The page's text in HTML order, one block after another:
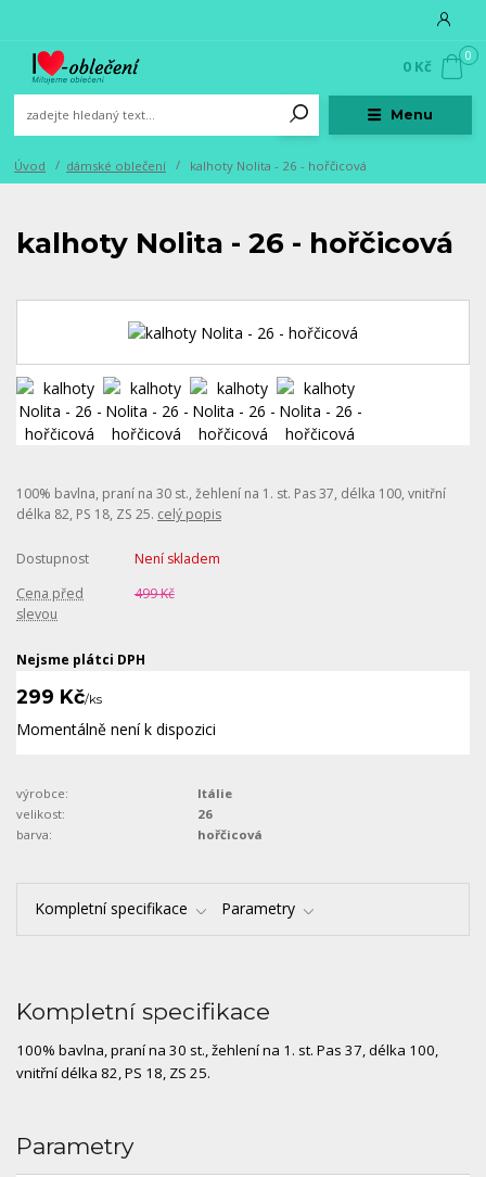
Menu
0
0 Kč
Úvod dámské oblečení kalhoty Nolita - 26 - hořčicová
kalhoty Nolita - 26 - hořčicová
100% bavlna, praní na 30 st., žehlení na 1. st. Pas 37, délka 100, vnitřní
délka 82, PS 18, ZS 25. celý popis
Dostupnost
Není skladem
Cena před
slevou
499 Kč
Nejsme plátci DPH
299 Kč/ks
Momentálně není k dispozici
výrobce:
Itálie
velikost:
26
barva:
hořčicová
Kompletní specifikace Parametry
Kompletní specifikace
100% bavlna, praní na 30 st., žehlení na 1. st. Pas 37, délka 100,
vnitřní délka 82, PS 18, ZS 25.
Parametry